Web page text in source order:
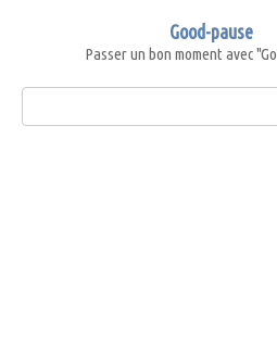
Good-pause
Passer un bon moment avec
Search: